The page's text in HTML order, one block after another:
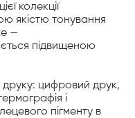
колекції
якістю тонування
—
підвищеною
друку: цифровий друк,
і
пігменту в